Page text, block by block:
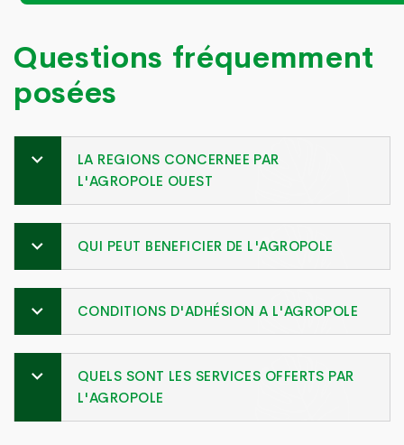
Questions fréquemment
posées
LA REGIONS CONCERNEE PAR
L'AGROPOLE OUEST
QUI PEUT BENEFICIER DE L'AGROPOLE
CONDITIONS D'ADHÉSION A L'AGROPOLE
QUELS SONT LES SERVICES OFFERTS PAR
L'AGROPOLE